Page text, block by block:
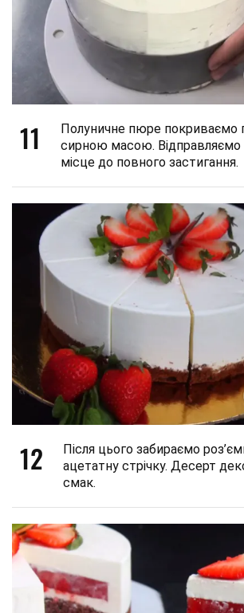
11
Полуничне пюре покриваємо
сирною масою. Відправляємо
місце до повного застигання.
12
Після цього забираємо
ацетатну стрічку. Десерт
смак.